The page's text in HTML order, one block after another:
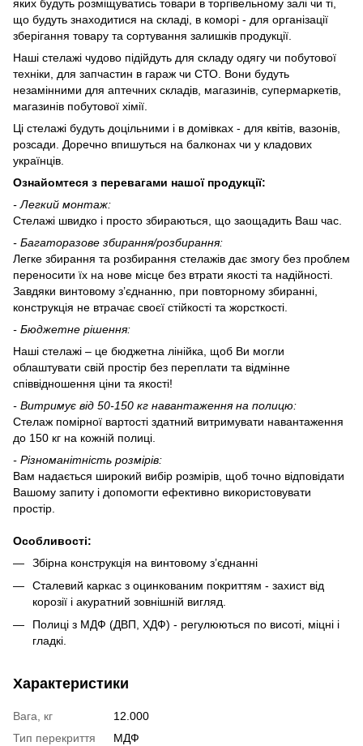
яких будуть розміщуватись товари в торгівельному залі чи ті,
що будуть знаходитися на складі, в коморі - для організації
зберігання товару та сортування залишків продукції.
Наші стелажі чудово підійдуть для складу одягу чи побутової
техніки, для запчастин в гараж чи СТО. Вони будуть
незамінними для аптечних складів, магазинів, супермаркетів,
магазинів побутової хімії.
Ці стелажі будуть доцільними і в домівках - для квітів, вазонів,
розсади. Доречно впишуться на балконах чи у кладових
українців.
Ознайомтеся з перевагами нашої продукції:
- Легкий монтаж:
Стелажі швидко і просто збираються, що заощадить Ваш час.
- Багаторазове збирання/розбирання:
Легке збирання та розбирання стелажів дає змогу без проблем
переносити їх на нове місце без втрати якості та надійності.
Завдяки винтовому з’єднанню, при повторному збиранні,
конструкція не втрачає своєї стійкості та жорсткості.
- Бюджетне рішення:
Наші стелажі – це бюджетна лінійка, щоб Ви могли
облаштувати свій простір без переплати та відмінне
співвідношення ціни та якості!
- Витримує від 50-150 кг навантаження на полицю:
Стелаж помірної вартості здатний витримувати навантаження
до 150 кг на кожній полиці.
- Різноманітність розмірів:
Вам надається широкий вибір розмірів, щоб точно відповідати
Вашому запиту і допомогти ефективно використовувати
простір.
Особливості:
Збірна конструкція на винтовому з’єднанні
Сталевий каркас з оцинкованим покриттям - захист від
корозії і акуратний зовнішній вигляд.
Полиці з МДФ (ДВП, ХДФ) - регулюються по висоті, міцні і
гладкі.
Характеристики
Вага, кг
12.000
Тип перекриття
МДФ